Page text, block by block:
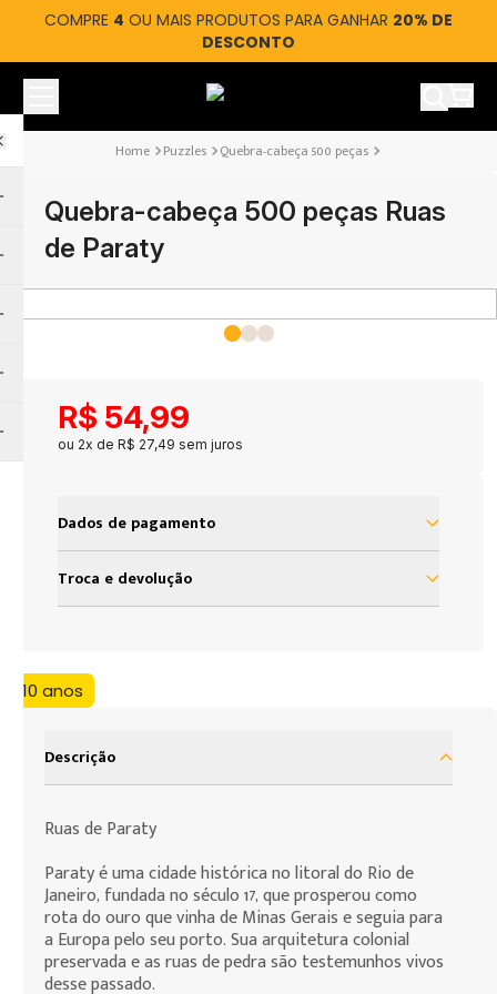
COMPRE 4 OU MAIS PRODUTOS PARA GANHAR 20% DE
DESCONTO
Ver
Puzzles Quebra-cabeça 500 peças
Quebra-cabeça 500 peças Ruas
de Paraty
R$ 54,99
ou 2x de R$ 27,49 sem juros
Dados de pagamento
à vista R$ 54,99
2x de R$ 27,49 sem juros
Troca e devolução
Assim, definimos uma política de troca e devolução
baseada no código de defesa do consumidor que
presentes condições são as cláusulas de
contratação por adesão que você, consumidor,
que deseja fazer.
+10 anos
Descrição
Ruas de Paraty
Paraty é uma cidade histórica no litoral do Rio de
Janeiro, fundada no século 17, que prosperou como
rota do ouro que vinha de Minas Gerais e seguia para
a Europa pelo seu porto. Sua arquitetura colonial
preservada e as ruas de pedra são testemunhos vivos
desse passado.